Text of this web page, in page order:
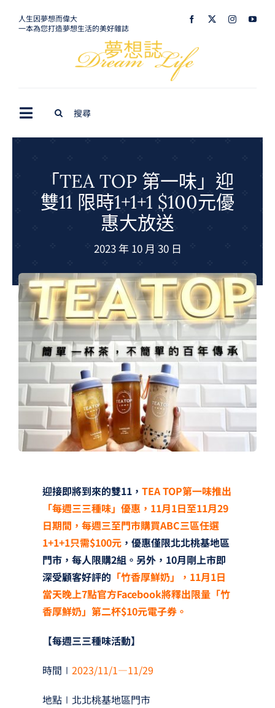
人生因夢想而偉大
一本為您打造夢想生活的美好雜誌
Toggle
Navigation
生活美學
室內設計
夢想TV
GCU大賽
夢想購物
「TEA TOP 第一味」迎
雙11 限時1+1+1 $100元優
惠大放送
2023 年 10 月 30 日
迎接即將到來的雙11， TEA TOP第一味推出
「每週三三種味」優惠，11月1日至11月29
日期間，每週三至門市購買ABC三區任選
1+1+1只需$100元，優惠僅限北北桃基地區
門市，每人限購2組。另外，10月剛上市即
深受顧客好評的「竹香厚鮮奶」，11月1日
當天晚上7點官方Facebook將釋出限量「竹
香厚鮮奶」第二杯$10元電子券。
【每週三三種味活動】
時間∣ 2023/11/1—11/29
地點∣北北桃基地區門市